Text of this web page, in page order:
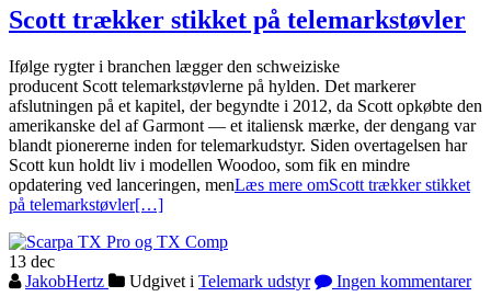
Scott trækker stikket på telemarkstøvler
Ifølge rygter i branchen lægger den schweiziske
producent Scott telemarkstøvlerne på hylden. Det markerer
afslutningen på et kapitel, der begyndte i 2012, da Scott opkøbte den
amerikanske del af Garmont — et italiensk mærke, der dengang var
blandt pionererne inden for telemarkudstyr. Siden overtagelsen har
Scott kun holdt liv i modellen Woodoo, som fik en mindre
opdatering ved lanceringen, menLæs mere omScott trækker stikket
på telemarkstøvler[…]
13 dec
JakobHertz
Udgivet i Telemark udstyr Ingen kommentarer